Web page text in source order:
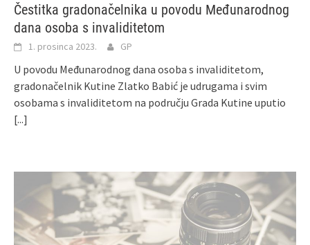
Čestitka gradonačelnika u povodu Međunarodnog
dana osoba s invaliditetom
1. prosinca 2023. GP
U povodu Međunarodnog dana osoba s invaliditetom,
gradonačelnik Kutine Zlatko Babić je udrugama i svim
osobama s invaliditetom na području Grada Kutine uputio
[...]